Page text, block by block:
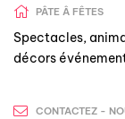
PÂTE Â FÊTES
Spectacles,
décors
CONTACTEZ -